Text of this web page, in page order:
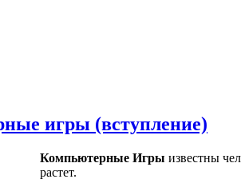
игры (вступление)
Компьютерные Игры известны
растет.